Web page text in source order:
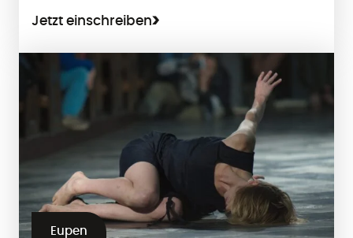
Jetzt einschreiben
Eupen